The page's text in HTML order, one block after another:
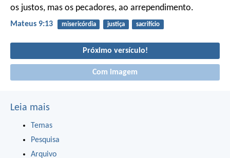
os justos, mas os pecadores, ao arrependimento.
Mateus 9:13 misericórdia justiça sacrifício
Próximo versículo!
Com imagem
Leia mais
Temas
Pesquisa
Arquivo